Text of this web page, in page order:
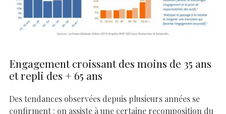
Engagement croissant des moins de 35 ans
et repli des + 65 ans
Des tendances observées depuis plusieurs années se
confirment : on assiste à une certaine recomposition du